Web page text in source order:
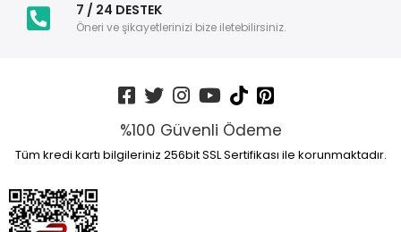
7 / 24 DESTEK
Öneri ve şikayetlerinizi bize iletebilirsiniz.
%100 Güvenli Ödeme
Tüm kredi kartı bilgileriniz 256bit SSL Sertifikası ile korunmaktadır.